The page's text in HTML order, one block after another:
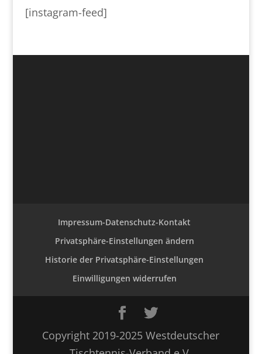
[instagram-feed]
Impressum-Datenschutz-Kontakt
Privatsphäre-Einstellungen ändern
Historie der Privatsphäre-Einstellungen
Einwilligungen widerrufen
Copyright 2019-2025 Westdeutscher